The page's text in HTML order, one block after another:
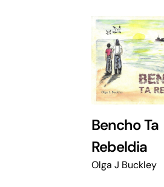
Bencho Ta
Rebeldia
Olga J Buckley